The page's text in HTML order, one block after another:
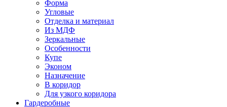
Форма
Угловые
Отделка и материал
Из МДФ
Зеркальные
Особенности
Купе
Эконом
Назначение
В коридор
Для узкого коридора
Гардеробные